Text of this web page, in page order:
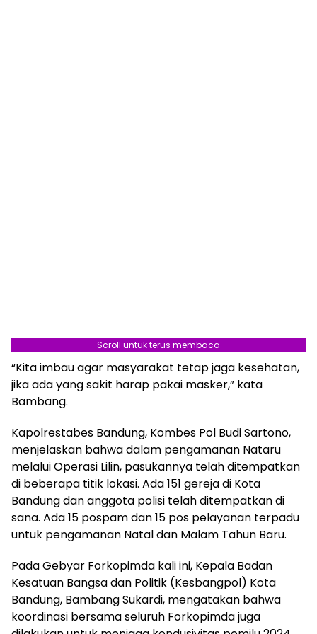
Berita Terkait: Lapangan Supratman Ciujung
Segera Diperbaiki, Target Rampung September
Scroll untuk terus membaca
“Kita imbau agar masyarakat tetap jaga kesehatan,
jika ada yang sakit harap pakai masker,” kata
Bambang.
Kapolrestabes Bandung, Kombes Pol Budi Sartono,
menjelaskan bahwa dalam pengamanan Nataru
melalui Operasi Lilin, pasukannya telah ditempatkan
di beberapa titik lokasi. Ada 151 gereja di Kota
Bandung dan anggota polisi telah ditempatkan di
sana. Ada 15 pospam dan 15 pos pelayanan terpadu
untuk pengamanan Natal dan Malam Tahun Baru.
Pada Gebyar Forkopimda kali ini, Kepala Badan
Kesatuan Bangsa dan Politik (Kesbangpol) Kota
Bandung, Bambang Sukardi, mengatakan bahwa
koordinasi bersama seluruh Forkopimda juga